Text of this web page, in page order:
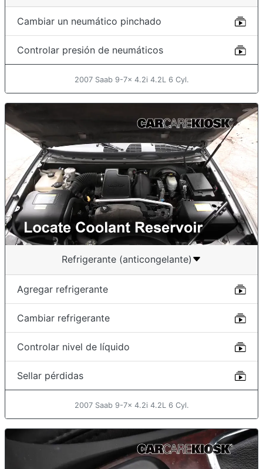
Cambiar un neumático pinchado
Controlar presión de neumáticos
2007 Saab 9-7x 4.2i 4.2L 6 Cyl.
Refrigerante (anticongelante)
Agregar refrigerante
Cambiar refrigerante
Controlar nivel de líquido
Sellar pérdidas
2007 Saab 9-7x 4.2i 4.2L 6 Cyl.